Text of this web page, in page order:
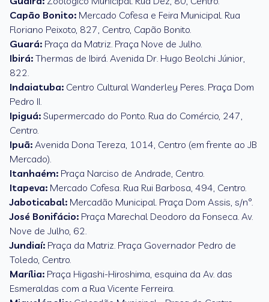
Capão Bonito: Mercado Cofesa e Feira Municipal. Rua
Floriano Peixoto, 827, Centro, Capão Bonito.
Guará: Praça da Matriz. Praça Nove de Julho.
Ibirá: Thermas de Ibirá. Avenida Dr. Hugo Beolchi Júnior,
822.
Indaiatuba: Centro Cultural Wanderley Peres. Praça Dom
Pedro II.
Ipiguá: Supermercado do Ponto. Rua do Comércio, 247,
Centro.
Ipuã: Avenida Dona Tereza, 1014, Centro (em frente ao JB
Mercado).
Itanhaém: Praça Narciso de Andrade, Centro.
Itapeva: Mercado Cofesa. Rua Rui Barbosa, 494, Centro.
Jaboticabal: Mercadão Municipal. Praça Dom Assis, s/n°.
José Bonifácio: Praça Marechal Deodoro da Fonseca. Av.
Nove de Julho, 62.
Jundiaí: Praça da Matriz. Praça Governador Pedro de
Toledo, Centro.
Marília: Praça Higashi-Hiroshima, esquina da Av. das
Esmeraldas com a Rua Vicente Ferreira.